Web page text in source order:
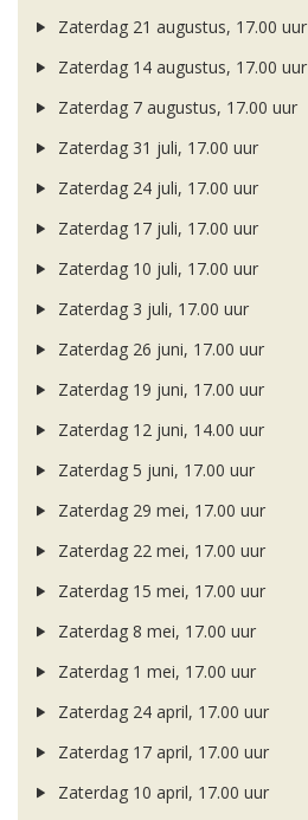
Zaterdag 21 augustus, 17.00 uur
Zaterdag 14 augustus, 17.00 uur
Zaterdag 7 augustus, 17.00 uur
Zaterdag 31 juli, 17.00 uur
Zaterdag 24 juli, 17.00 uur
Zaterdag 17 juli, 17.00 uur
Zaterdag 10 juli, 17.00 uur
Zaterdag 3 juli, 17.00 uur
Zaterdag 26 juni, 17.00 uur
Zaterdag 19 juni, 17.00 uur
Zaterdag 12 juni, 14.00 uur
Zaterdag 5 juni, 17.00 uur
Zaterdag 29 mei, 17.00 uur
Zaterdag 22 mei, 17.00 uur
Zaterdag 15 mei, 17.00 uur
Zaterdag 8 mei, 17.00 uur
Zaterdag 1 mei, 17.00 uur
Zaterdag 24 april, 17.00 uur
Zaterdag 17 april, 17.00 uur
Zaterdag 10 april, 17.00 uur